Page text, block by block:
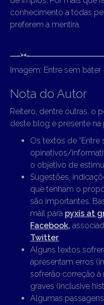
conhecimento a todas
preferem a mentira.
Imagem: Entre sem bater
Nota do Autor
Reitero, dentre outras, o
deste blog e presente na
Os textos de “Entre
opinativos/
o objetivo de
Sugestões,
que tenham o
são importantes.
mail para pyxis at
Facebook,
Twitter.
Alguns textos
apresentam erros
sofrerão correção
graves (inclusive
Algumas